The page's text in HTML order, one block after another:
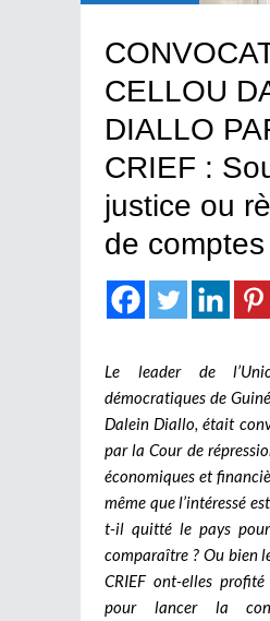
CELLOU
DIALLO
CRIEF :
justice ou
de
Le leader de
démocratiques de
Dalein Diallo, était
par la Cour de
économiques et
même que l’intéressé
t-il quitté le pays
comparaître ? Ou bien
CRIEF ont-elles
pour lancer la